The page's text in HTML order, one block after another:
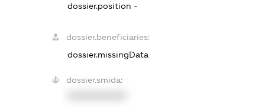
dossier.position -
dossier.beneficiaries:
dossier.missingData
dossier.smida: